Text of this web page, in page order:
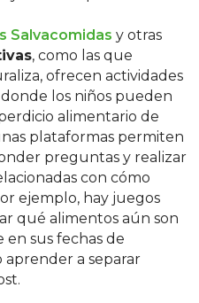
Salvacomidas y otras
, como las que
ofrecen actividades
los niños pueden
alimentario de
plataformas permiten
preguntas y realizar
con cómo
ejemplo, hay juegos
qué alimentos aún son
en sus fechas de
a separar